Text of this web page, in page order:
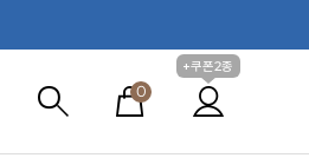
0
+쿠폰2종